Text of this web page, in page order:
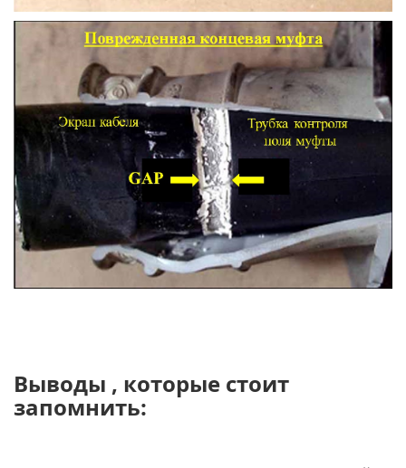
Выводы , которые стоит
запомнить: